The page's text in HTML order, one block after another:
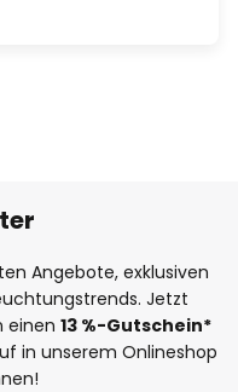
Angebote, exklusiven
Jetzt
einen 13 %-Gutschein*
in unserem Onlineshop